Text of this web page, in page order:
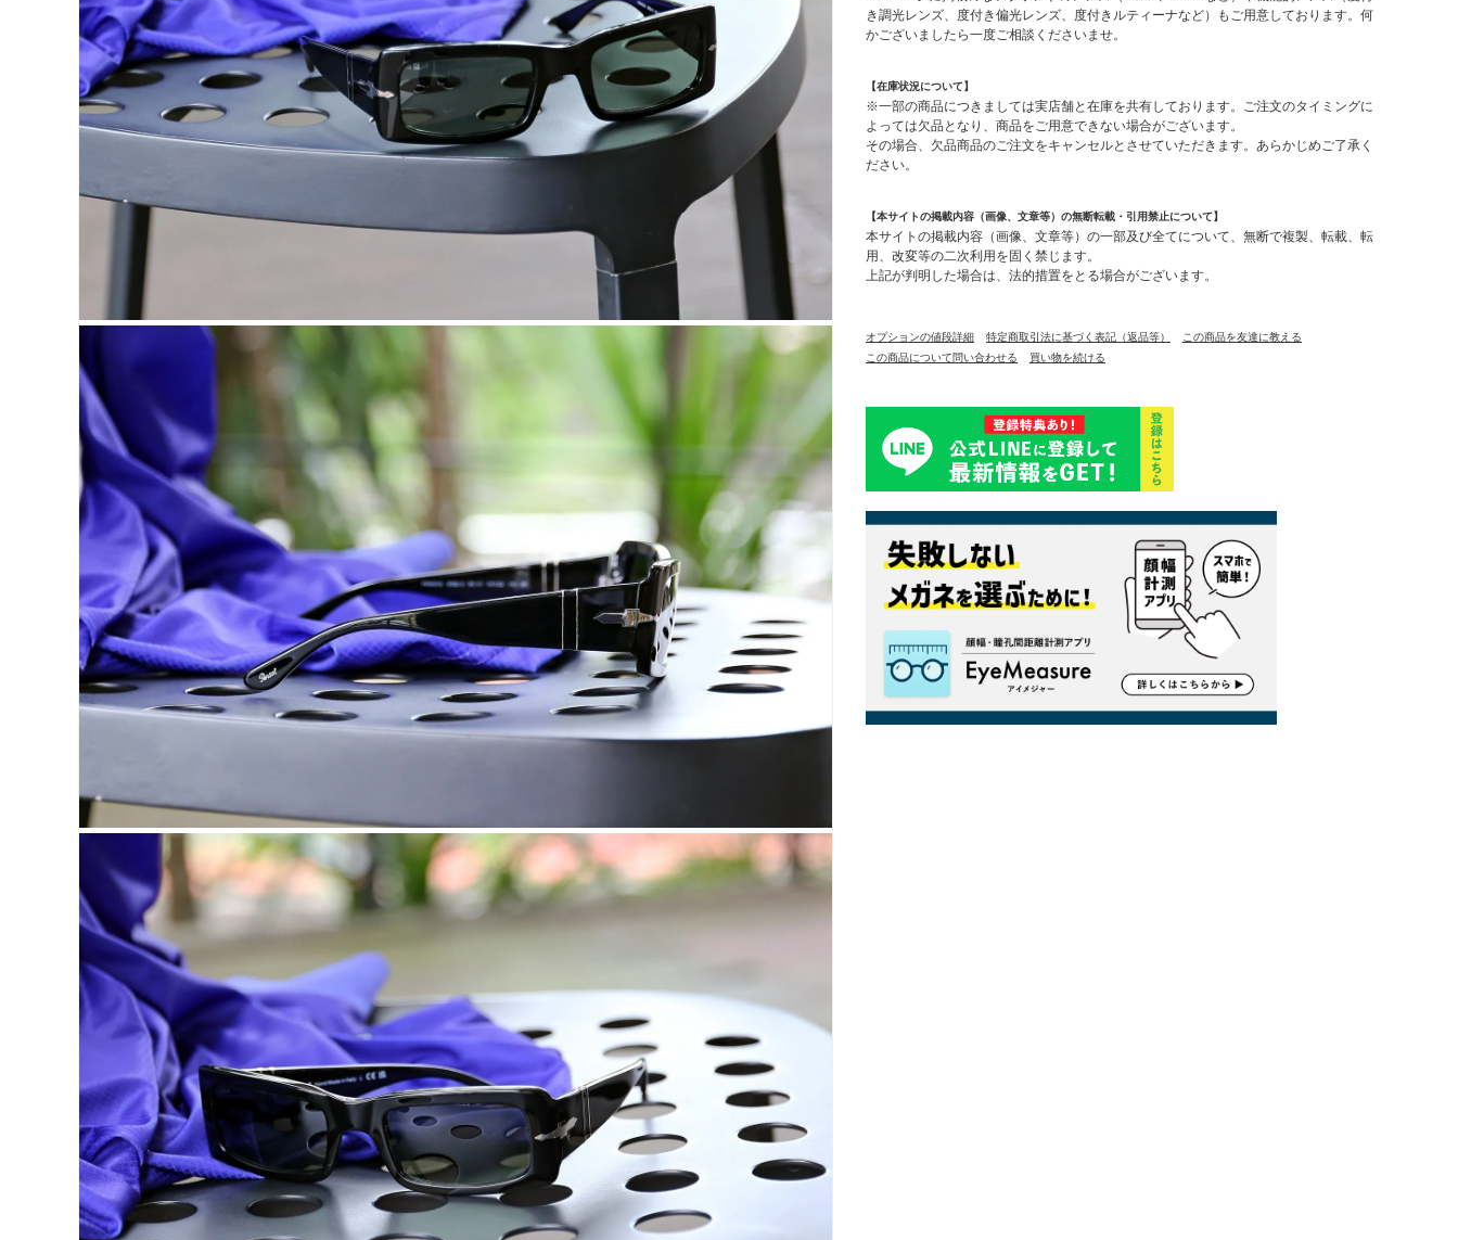
き調光レンズ、度付き偏光レンズ、度付きルティーナなど）もご用意しております。何
かございましたら一度ご相談くださいませ。
【在庫状況について】
※一部の商品につきましては実店舗と在庫を共有しております。ご注文のタイミングに
よっては欠品となり、商品をご用意できない場合がございます。
その場合、欠品商品のご注文をキャンセルとさせていただきます。あらかじめご了承く
ださい。
【本サイトの掲載内容（画像、文章等）の無断転載・引用禁止について】
本サイトの掲載内容（画像、文章等）の一部及び全てについて、無断で複製、転載、転
用、改変等の二次利用を固く禁じます。
上記が判明した場合は、法的措置をとる場合がございます。
オプションの値段詳細 特定商取引法に基づく表記（返品等）
この商品を友達に教える
この商品について問い合わせる
買い物を続ける